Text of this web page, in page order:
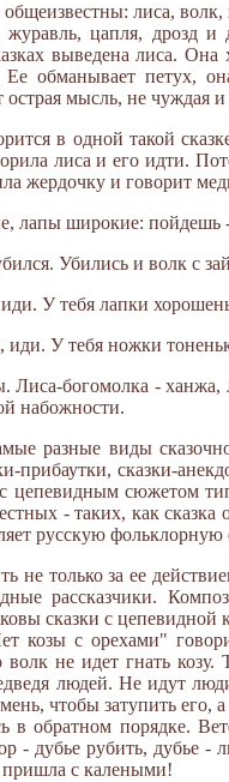
лиса,
журавль, цапля,
выведена лиса. Она
обманывает петух,
острая мысль, не чуждая
в одной такой
лиса и его идти.
жердочку и говорит
лапы широкие: пойдешь
Убились и волк с
У тебя лапки
иди. У тебя ножки
Лиса-богомолка - ханжа,
набожности.
разные виды
прибаутки, сказки-
с цепевидным сюжетом
- таких, как сказка
русскую фольклорную
не только за ее
рассказчики.
сказки с цепевидной
козы с орехами"
не идет гнать
людей. Не идут
чтобы затупить его,
в обратном порядке.
- дубье рубить, дубье
пришла с калеными!